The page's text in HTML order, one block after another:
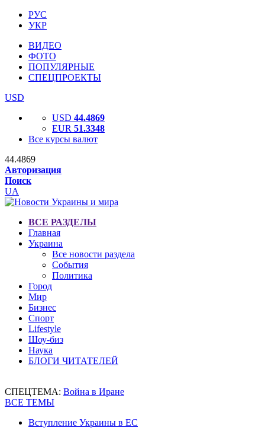
РУС
УКР
ВИДЕО
ФОТО
ПОПУЛЯРНЫЕ
СПЕЦПРОЕКТЫ
USD
USD 44.4869
EUR 51.3348
Все курсы валют
44.4869
Авторизация
Поиск
UA
ВСЕ РАЗДЕЛЫ
Главная
Украина
Все новости раздела
События
Политика
Город
Мир
Бизнес
Спорт
Lifestyle
Шоу-биз
Наука
БЛОГИ ЧИТАТЕЛЕЙ
СПЕЦТЕМА: Война в Иране
ВСЕ ТЕМЫ
Вступление Украины в ЕС